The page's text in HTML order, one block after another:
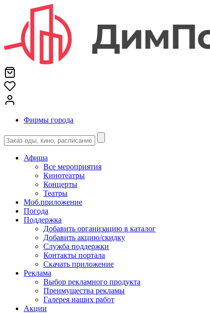
Фирмы города
Афиша
Все мероприятия
Кинотеатры
Концерты
Театры
Моб.приложение
Погода
Поддержка
Добавить организацию в каталог
Добавить акцию/скидку
Служба поддержки
Контакты портала
Скачать приложение
Реклама
Выбор рекламного продукта
Преимущества рекламы
Галерея наших работ
Акции